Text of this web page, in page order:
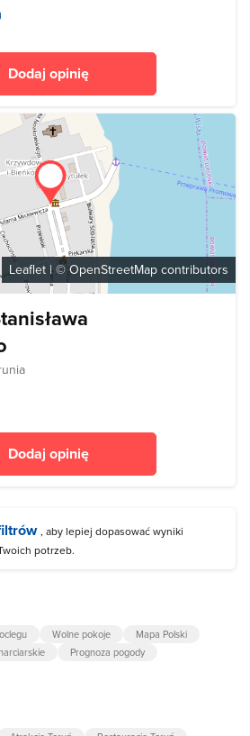
Dodaj opinię
Leaflet | ©OpenStreetMap contributors
Dodaj opinię
, aby lepiej dopasować wyniki
potrzeb.
Wolne pokoje
Mapa Polski
Prognoza pogody